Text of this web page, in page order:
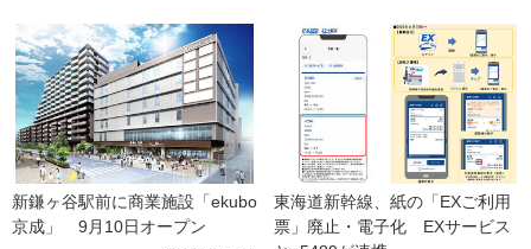
新鎌ヶ谷駅前に商業施設「ekubo
京成」　9月10日オープン
東海道新幹線、紙の「EXご利用
票」廃止・電子化　EXサービス